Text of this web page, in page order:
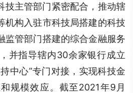
技主管部门紧密配合，推动辖
机构入驻市科技局搭建的科技
监管部门搭建的综合金融服务
并指导辖内30余家银行成立
中心”专门对接，实现科技金
规模效应。截至2021年9月